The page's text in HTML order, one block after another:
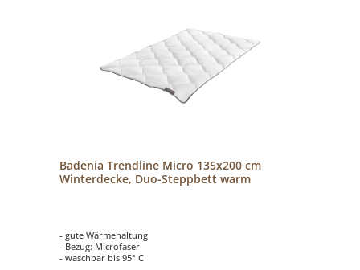
Badenia Trendline Micro 135x200 cm
Winterdecke, Duo-Steppbett warm
- gute Wärmehaltung
- Bezug: Microfaser
- waschbar bis 95° C